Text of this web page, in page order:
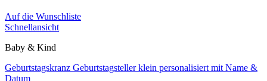
Auf die Wunschliste
Schnellansicht
Baby & Kind
Geburtstagskranz Geburtstagsteller klein personalisiert mit Name &
Datum